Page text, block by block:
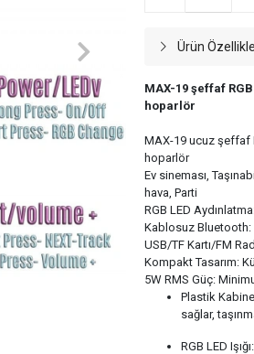
Ürün
MAX-19 şeffaf
hoparlör
MAX-19 ucuz şeffaf
hoparlör
Ev sineması,
hava, Parti
RGB LED
Kablosuz Bluetooth:
USB/TF Kartı/FM
Kompakt Tasarım:
5W RMS Güç:
Plastik
sağlar,
RGB LED